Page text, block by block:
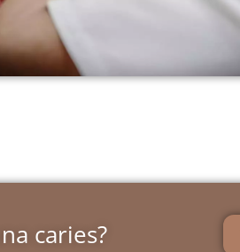
caries?